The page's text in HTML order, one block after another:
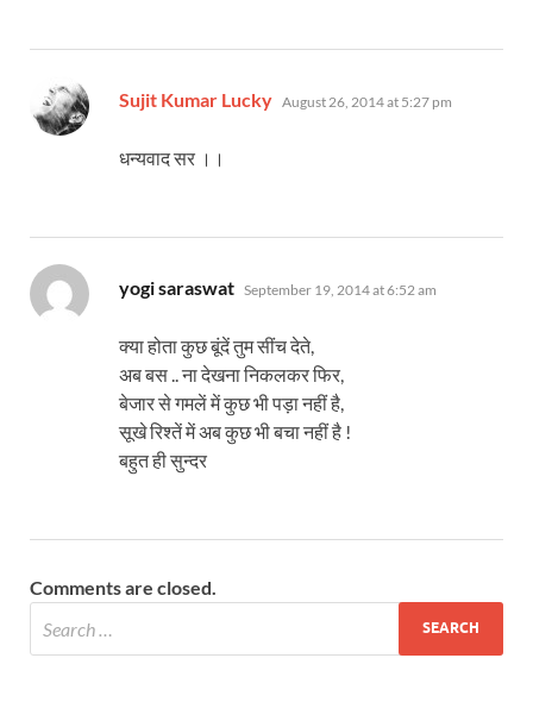
Sujit Kumar Lucky says:
August 26, 2014 at 5:27 pm
धन्यवाद सर ।।
yogi saraswat says:
September 19, 2014 at 6:52 am
क्या होता कुछ बूंदें तुम सींच देते,
अब बस .. ना देखना निकलकर फिर,
बेजार से गमलें में कुछ भी पड़ा नहीं है,
सूखे रिश्तें में अब कुछ भी बचा नहीं है !
बहुत ही सुन्दर
Comments are closed.